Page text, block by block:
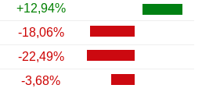
+12,94%
-18,06%
-22,49%
-3,68%